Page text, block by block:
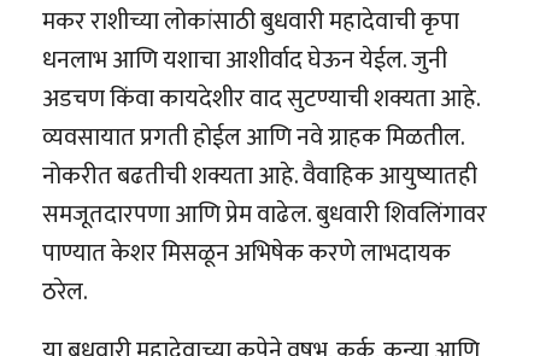
मकर राशीच्या लोकांसाठी बुधवारी महादेवाची कृपा
धनलाभ आणि यशाचा आशीर्वाद घेऊन येईल. जुनी
अडचण किंवा कायदेशीर वाद सुटण्याची शक्यता आहे.
व्यवसायात प्रगती होईल आणि नवे ग्राहक मिळतील.
नोकरीत बढतीची शक्यता आहे. वैवाहिक आयुष्यातही
समजूतदारपणा आणि प्रेम वाढेल. बुधवारी शिवलिंगावर
पाण्यात केशर मिसळून अभिषेक करणे लाभदायक
ठरेल.